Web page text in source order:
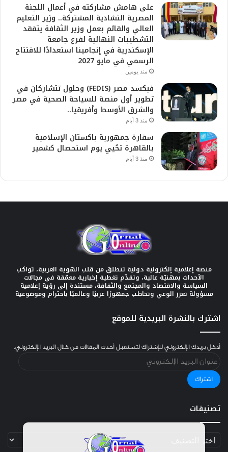
على هامش مشاركته في أعمال اللجنة
المصرية التشادية المشتركة.. وزير التعليم
العالي والقائم بعمل وزير الثقافة يتفقد
التشطيبات النهائية لفرع جامعة
الإسكندرية في إنجامينا استعدادًا للافتتاح
الرسمي في مايو 2027
منذ يومين
فيكسد مصر (FEDIS) وحلول تتشاركان في
تطوير أول منصة للسياحة الصحية في مصر
والشرق الأوسط وأفريقيا..
منذ 3 أيام
سفارة جمهورية باكستان الإسلامية
بالقاهرة تحُيي يوم استحصال كشمير
منذ 3 أيام
منصة إعلامية إلكترونية دولية تنطلق من قلب الهوية العربية، تواكب
الأحداث بمهنيّة عالية، وتقدّم تغطية إخبارية معمّقة في مجالات
السياسة والاقتصاد والمجتمع والثقافة، مستندة إلى رؤية إعلامية
مسؤولة تعزز الوعي وتخاطب جمهورًا عربيًا وعالميًا باحترام وموضوعية
اشترك بالنشرة البريدية للموقع
أدخل بريدك الإلكتروني للإشتراك لتستقبل أحدث المقالات من خلال البريد الإلكتروني.
الإلكتروني
اشتراك
تصنيفات
تصنيفات